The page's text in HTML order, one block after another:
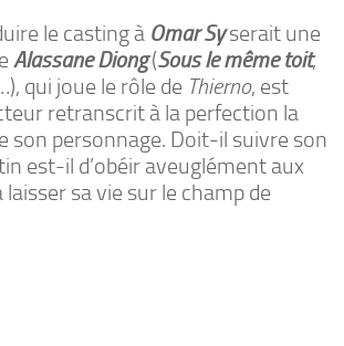
le casting à Omar Syserait une
Alassane Diong(Sous le même toit,
qui joue le rôle de Thierno, est
retranscrit à la perfection la
son personnage. Doit-il suivre son
est-il d’obéir aveuglément aux
sa vie sur le champ de